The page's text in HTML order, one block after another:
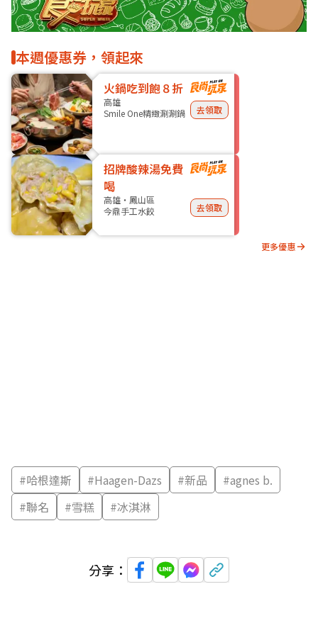
本週優惠券，領起來
火鍋吃到飽８折
高雄
Smile One精緻涮涮鍋
去領取
招牌酸辣湯免費
喝
高雄・鳳山區
今鼎手工水餃
去領取
更多優惠
#哈根達斯 #Haagen-Dazs #新品 #agnes b.
#聯名 #雪糕 #冰淇淋
分享：